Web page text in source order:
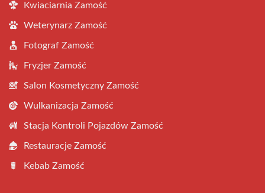
Kwiaciarnia Zamość
Weterynarz Zamość
Fotograf Zamość
Fryzjer Zamość
Salon Kosmetyczny Zamość
Wulkanizacja Zamość
Stacja Kontroli Pojazdów Zamość
Restauracje Zamość
Kebab Zamość